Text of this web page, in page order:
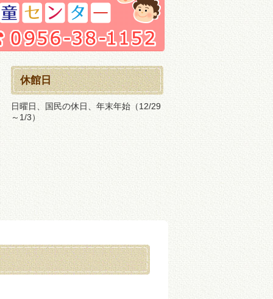
休館日
日曜日、国民の休日、年末年始（12/29
～1/3）